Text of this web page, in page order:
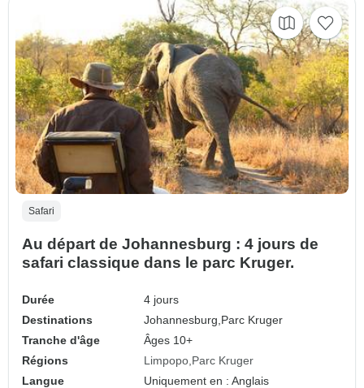
Safari
Au départ de Johannesburg : 4 jours de
safari classique dans le parc Kruger.
Durée
4 jours
Destinations
Johannesburg, Parc Kruger
Tranche d'âge
Âges 10+
Régions
Limpopo Parc Kruger
Langue
Uniquement en : Anglais